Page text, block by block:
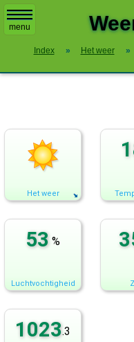
menu
Index » Het weer »
Het weer
53 %
Luchtvochtigheid
1023.3